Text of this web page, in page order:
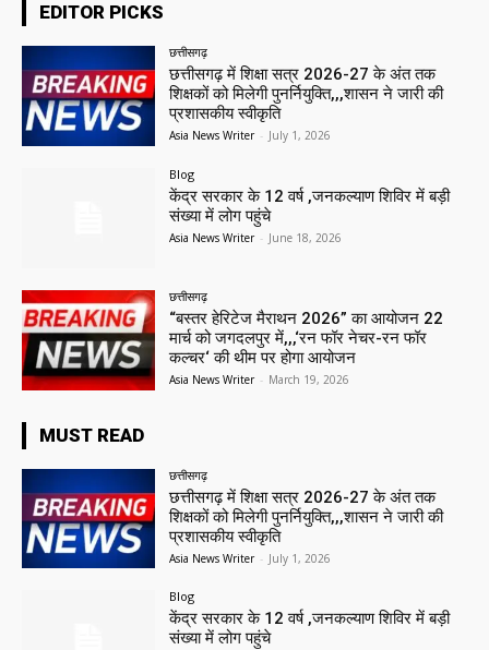
EDITOR PICKS
छत्तीसगढ़
छत्तीसगढ़ में शिक्षा सत्र 2026-27 के अंत तक
शिक्षकों को मिलेगी पुनर्नियुक्ति,,,शासन ने जारी की
प्रशासकीय स्वीकृति
Asia News Writer - July 1, 2026
Blog
केंद्र सरकार के 12 वर्ष ,जनकल्याण शिविर में बड़ी
संख्या में लोग पहुंचे
Asia News Writer - June 18, 2026
छत्तीसगढ़
“बस्तर हेरिटेज मैराथन 2026” का आयोजन 22
मार्च को जगदलपुर में,,,‘रन फॉर नेचर-रन फॉर
कल्चर‘ की थीम पर होगा आयोजन
Asia News Writer - March 19, 2026
MUST READ
छत्तीसगढ़
छत्तीसगढ़ में शिक्षा सत्र 2026-27 के अंत तक
शिक्षकों को मिलेगी पुनर्नियुक्ति,,,शासन ने जारी की
प्रशासकीय स्वीकृति
Asia News Writer - July 1, 2026
Blog
केंद्र सरकार के 12 वर्ष ,जनकल्याण शिविर में बड़ी
संख्या में लोग पहुंचे